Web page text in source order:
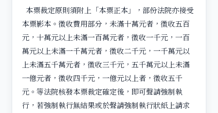
本票裁定原則須附上「本票正本」，部份法院亦接受
本票影本。徵收費用部分，未滿十萬元者，徵收五百
元，十萬元以上未滿一百萬元者，徵收一千元，一百
萬元以上未滿一千萬元者，徵收二千元，一千萬元以
上未滿五千萬元者，徵收三千元，五千萬元以上未滿
一億元者，徵收四千元，一億元以上者，徵收五千
元。等法院核發本票裁定確定後，即可聲請強制執
行，若強制執行無結果或於聲請強制執行狀紙上請求